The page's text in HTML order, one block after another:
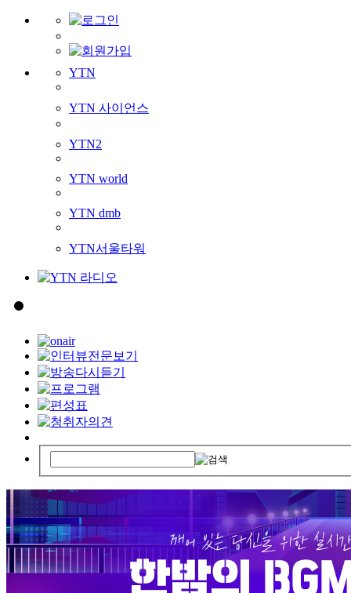
YTN
YTN 사이언스
YTN2
YTN world
YTN dmb
YTN서울타워